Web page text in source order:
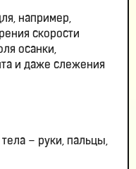
например,
скорости
осанки,
и даже слежения
тела – руки, пальцы,